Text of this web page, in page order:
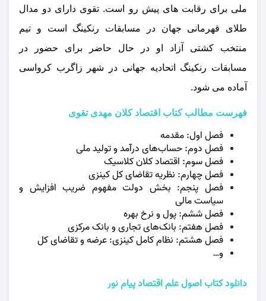
ملی برای رقابت‌ های پیش رو است. تقوی دارای دو مدال
طلای قهرمانی جهان در مسابقات رنکینگ است و تیم
منتخب کشتی آزاد او در حال حاضر برای حضور در
مسابقات رنکینگ اتحادیه جهانی در شهر زاگرب کرواسی
آماده می‌ شود.
فهرست مطالب کتاب اقتصاد کلان مهدی تقوی
فصل اول: مقدمه
فصل دوم: حساب‌های درآمد و تولید ملی
فصل سوم: اقتصاد کلان کلاسیک
فصل چهارم: نظریه تقاضای کل کینزی
فصل پنجم: بخش دولت مفهوم ضریب افزایش و
سیاست مالی
فصل ششم: پول و نرخ بهره
فصل هفتم: بانک‌های تجاری و بانک مرکزی
فصل هشتم: نظام کامل کینزی: عرضه و تقاضای کل
و…
دانلود کتاب اصول علم اقتصاد پیام نور